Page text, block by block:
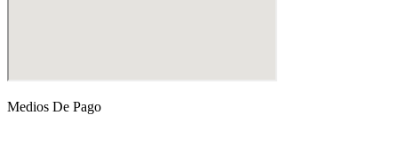
Medios De Pago